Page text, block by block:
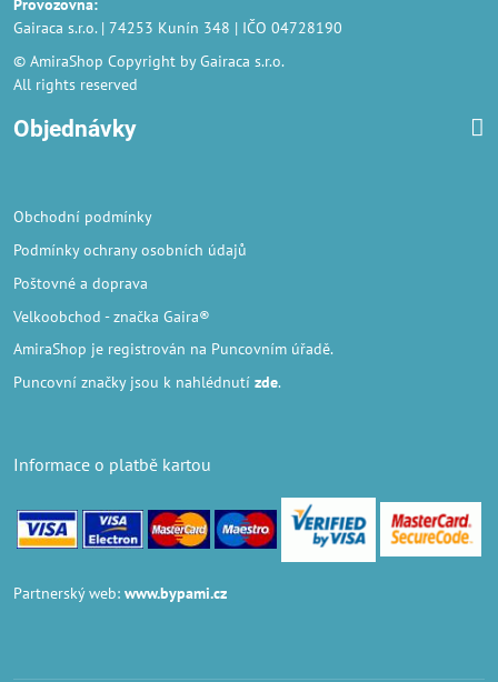
Provozovna:
Gairaca s.r.o. | 74253 Kunín 348 | IČO 04728190
© AmiraShop Copyright by Gairaca s.r.o.
All rights reserved
Objednávky
Obchodní podmínky
Podmínky ochrany osobních údajů
Poštovné a doprava
Velkoobchod - značka Gaira®
AmiraShop je registrován na Puncovním úřadě.
Puncovní značkyjsou k nahlédnutí zde.
Informace o platbě kartou
Partnerský web: www.bypami.cz